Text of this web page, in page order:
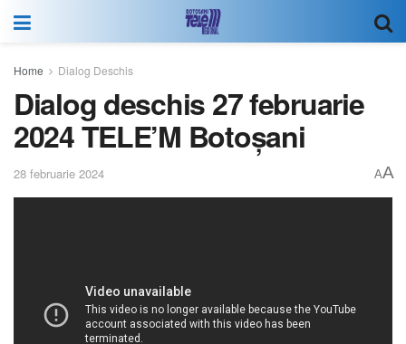
Home Dialog Deschis
Dialog deschis 27 februarie
2024 TELE’M Botoșani
28 februarie 2024 AA